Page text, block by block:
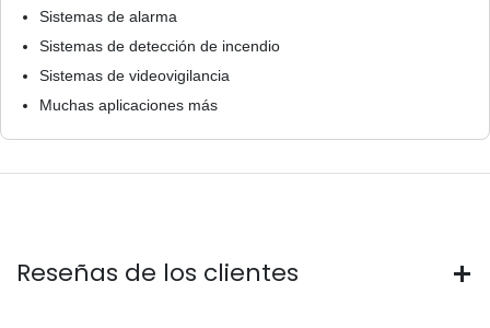
Sistemas de alarma
Sistemas de detección de incendio
Sistemas de videovigilancia
Muchas aplicaciones más
Reseñas de los clientes